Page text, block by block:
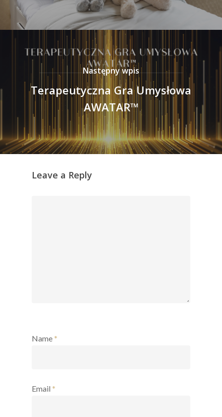
Następny wpis
Terapeutyczna Gra Umysłowa
AWATAR™
Leave a Reply
Name *
Email *